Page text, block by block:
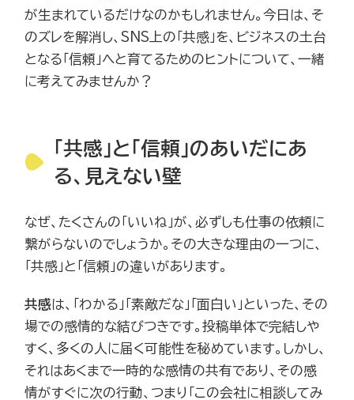
が生まれているだけなのかもしれません。今日は、そ
のズレを解消し、SNS上の「共感」を、ビジネスの土台
となる「信頼」へと育てるためのヒントについて、一緒
に考えてみませんか？
「共感」と「信頼」のあいだにあ
る、見えない壁
なぜ、たくさんの「いいね」が、必ずしも仕事の依頼に
繋がらないのでしょうか。その大きな理由の一つに、
「共感」と「信頼」の違いがあります。
共感は、「わかる」「素敵だな」「面白い」といった、その
場での感情的な結びつきです。投稿単体で完結しや
すく、多くの人に届く可能性を秘めています。しかし、
それはあくまで一時的な感情の共有であり、その感
情がすぐに次の行動、つまり「この会社に相談してみ